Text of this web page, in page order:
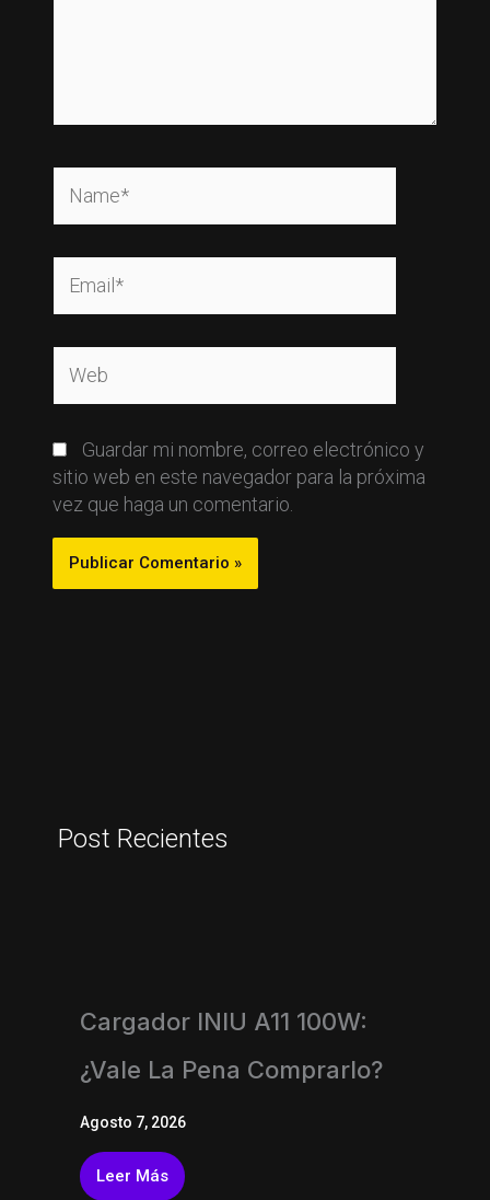
Guardar mi nombre, correo electrónico y
sitio web en este navegador para la próxima
vez que haga un comentario.
Post Recientes
Cargador INIU A11 100W:
¿vale La Pena Comprarlo?
Agosto 7, 2026
Leer Más